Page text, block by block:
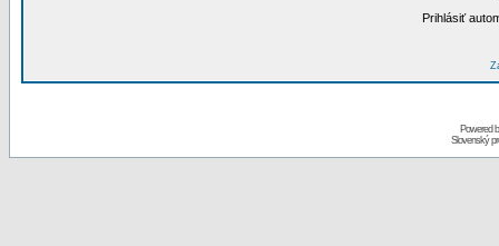
Prihlásiť
Powered
Slovenský